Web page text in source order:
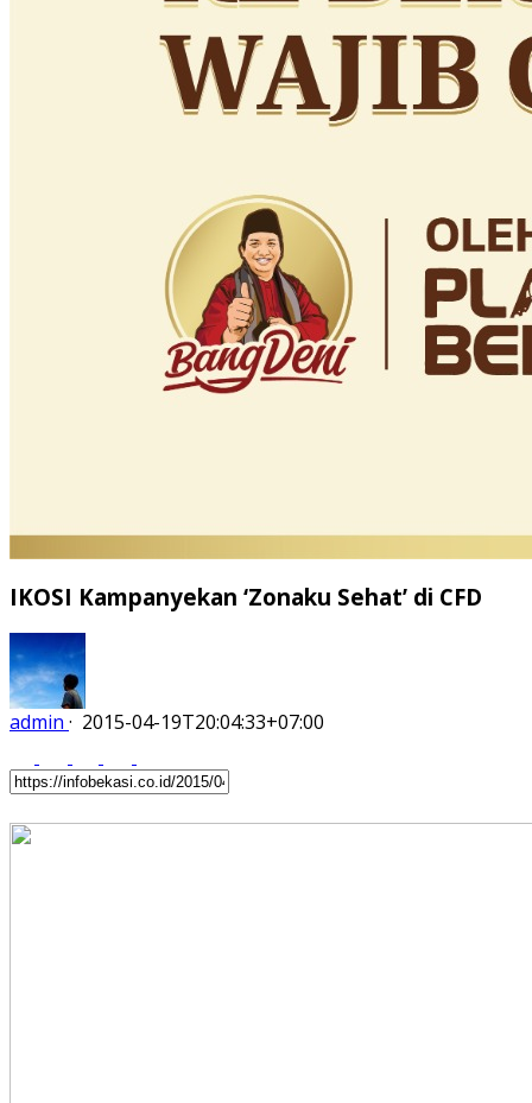
IKOSI Kampanyekan ‘Zonaku Sehat’ di CFD
admin · 2015-04-19T20:04:33+07:00